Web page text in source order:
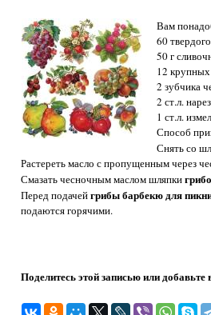
Вам
60
50 г
12
2 зубчика
2 ст.л.
1 ст.л.
Способ
Снять со
Растереть масло с пропущенным через
Смазать чесночным маслом шляпки
Перед подачейгрибы барбекю для
подаются горячими.
Поделитесь этой записью или добавьте